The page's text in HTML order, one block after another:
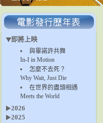
即將上映
與畢諾許共舞
In-I in Motion
怎麼不去死？
Why Wait, Just Die
在世界的盡頭相遇
Meets the World
2026
2025